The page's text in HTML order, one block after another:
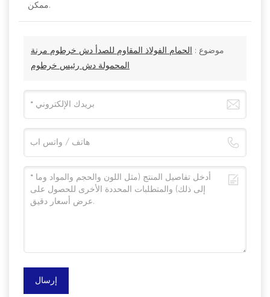
ممكن.
موضوع :
الحمام الفولاذ المقاوم للصدأ دش خرطوم مرنة
المحمولة دش رئيس خرطوم
إرسال